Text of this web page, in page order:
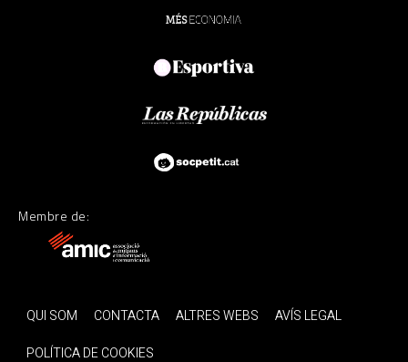
Membre de:
QUI SOM CONTACTA ALTRES WEBS
AVÍS LEGAL
POLÍTICA DE COOKIES